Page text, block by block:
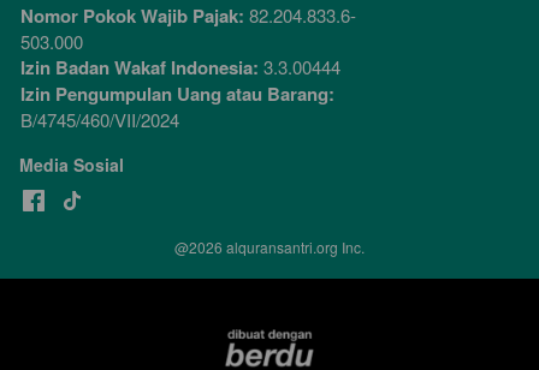
Nomor Pokok Wajib Pajak: 82.204.833.6-
503.000
Izin Badan Wakaf Indonesia: 3.3.00444
Izin Pengumpulan Uang atau Barang:
B/4745/460/VII/2024
Media Sosial
@2026 alquransantri.org Inc.